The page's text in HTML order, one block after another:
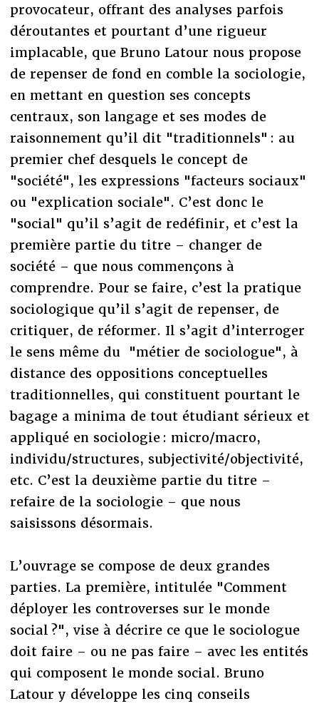
provocateur, offrant des analyses parfois
déroutantes et pourtant d’une rigueur
implacable, que Bruno Latour nous propose
de repenser de fond en comble la sociologie,
en mettant en question ses concepts
centraux, son langage et ses modes de
raisonnement qu’il dit "traditionnels" : au
premier chef desquels le concept de
"société", les expressions "facteurs sociaux"
ou "explication sociale". C’est donc le
"social" qu’il s’agit de redéfinir, et c’est la
première partie du titre – changer de
société – que nous commençons à
comprendre. Pour se faire, c’est la pratique
sociologique qu’il s’agit de repenser, de
critiquer, de réformer. Il s’agit d’interroger
le sens même du "métier de sociologue", à
distance des oppositions conceptuelles
traditionnelles, qui constituent pourtant le
bagage a minima de tout étudiant sérieux et
appliqué en sociologie : micro/macro,
individu/structures, subjectivité/objectivité,
etc. C’est la deuxième partie du titre –
refaire de la sociologie – que nous
saisissons désormais.
L’ouvrage se compose de deux grandes
parties. La première, intitulée "Comment
déployer les controverses sur le monde
social ?", vise à décrire ce que le sociologue
doit faire – ou ne pas faire – avec les entités
qui composent le monde social. Bruno
Latour y développe les cinq conseils